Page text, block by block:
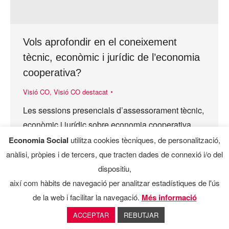
Vols aprofondir en el coneixement
tècnic, econòmic i jurídic de l’economia
cooperativa?
Visió CO, Visió CO destacat
Les sessions presencials d’assessorament tècnic,
econòmic i jurídic sobre economia cooperativa
són tallers que s’organitzen en el matc del
programa aracoop amb l’obtectiu d’especialitzar
als prescriptors públics i privats d’empresa…
Economia Social utilitza cookies tècniques, de personalització,
anàlisi, pròpies i de tercers, que tracten dades de connexió i/o del
dispositiu,
així com hàbits de navegació per analitzar estadístiques de l'ús
de la web i facilitar la navegació. Més informació
ACCEPTAR REBUTJAR